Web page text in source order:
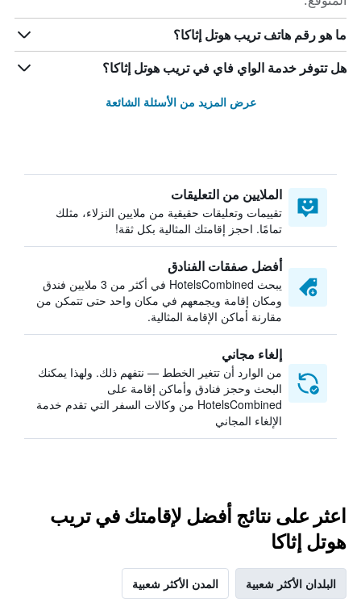
ما هو رقم هاتف تريب هوتل إثاكا؟
هل تتوفر خدمة الواي فاي في تريب هوتل إثاكا؟
عرض المزيد من الأسئلة الشائعة
الملايين من التعليقات
تقييمات وتعليقات حقيقية من ملايين النزلاء، مثلك
تمامًا. احجز إقامتك المثالية بكل ثقة!
أفضل صفقات الفنادق
يبحث HotelsCombined في أكثر من 3 ملايين فندق
ومكان إقامة ويجمعهم في مكان واحد حتى تتمكن من
مقارنة أماكن الإقامة المثالية.
إلغاء مجاني
من الوارد أن تتغير الخطط — نتفهم ذلك. ولهذا يمكنك
البحث وحجز فنادق وأماكن إقامة على
HotelsCombined من وكالات السفر التي تقدم خدمة
الإلغاء المجاني
اعثر على نتائج أفضل لإقامتك في تريب
هوتل إثاكا
البلدان الأكثر شعبية المدن الأكثر شعبية